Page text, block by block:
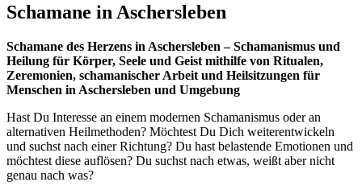
Schamane in Aschersleben
Schamane des Herzens in Aschersleben – Schamanismus und
Heilung für Körper, Seele und Geist mithilfe von Ritualen,
Zeremonien, schamanischer Arbeit und Heilsitzungen für
Menschen in Aschersleben und Umgebung
Hast Du Interesse an einem modernen Schamanismus oder an
alternativen Heilmethoden? Möchtest Du Dich weiterentwickeln
und suchst nach einer Richtung? Du hast belastende Emotionen und
möchtest diese auflösen? Du suchst nach etwas, weißt aber nicht
genau nach was?